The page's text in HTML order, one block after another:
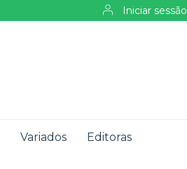
Iniciar sessão
Variados Editoras